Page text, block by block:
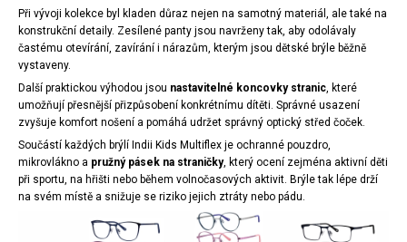
Při vývoji kolekce byl kladen důraz nejen na samotný materiál, ale také na
konstrukční detaily. Zesílené panty jsou navrženy tak, aby odolávaly
častému otevírání, zavírání i nárazům, kterým jsou dětské brýle běžně
vystaveny.
Další praktickou výhodou jsou nastavitelné koncovky stranic , které
umožňují přesnější přizpůsobení konkrétnímu dítěti. Správné usazení
zvyšuje komfort nošení a pomáhá udržet správný optický střed čoček.
Součástí každých brýlí Indii Kids Multiflex je ochranné pouzdro,
mikrovlákno a pružný pásek na straničky, který ocení zejména aktivní děti
při sportu, na hřišti nebo během volnočasových aktivit. Brýle tak lépe drží
na svém místě a snižuje se riziko jejich ztráty nebo pádu.